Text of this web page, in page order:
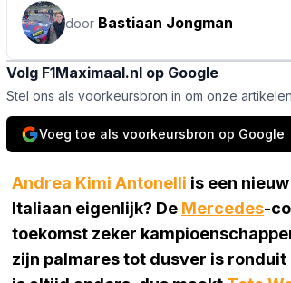
door Bastiaan Jongman
Volg F1Maximaal.nl op Google
Stel ons als voorkeursbron in om onze
Voeg toe als voorkeursbron op Google
Andrea Kimi Antonelli is een
Italiaan eigenlijk? De Mercedes-
toekomst zeker
zijn palmares tot dusver is ronduit